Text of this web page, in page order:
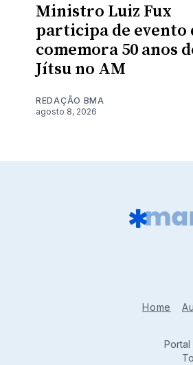
Ministro Luiz Fux
participa de evento
comemora 50 anos
Jítsu no AM
REDAÇÃO BMA
agosto 8, 2026
Home